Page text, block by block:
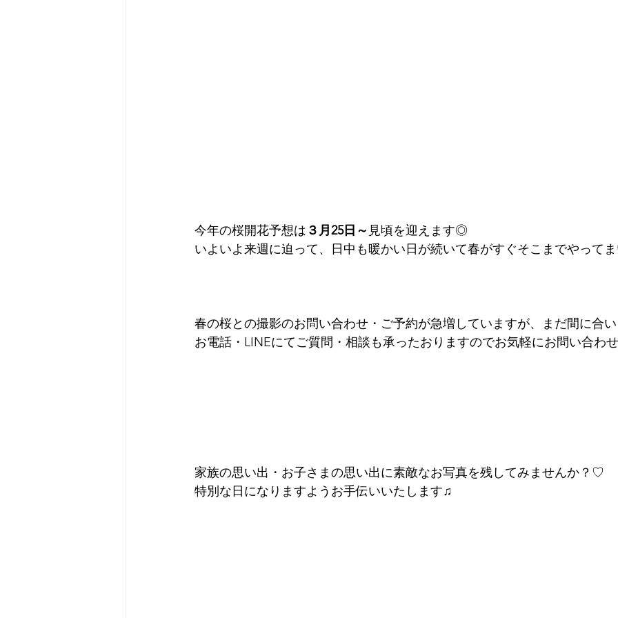
今年の桜開花予想は ３月25日～ 見頃を迎えます◎
いよいよ来週に迫って、日中も暖かい日が続いて春がすぐそこまでやって
春の桜との撮影のお問い合わせ・ご予約が急増していますが、まだ間に合
お電話・LINEにてご質問・相談も承ったおりますのでお気軽にお問い合わ
家族の思い出・お子さまの思い出に素敵なお写真を残してみませんか？♡
特別な日になりますようお手伝いいたします♫